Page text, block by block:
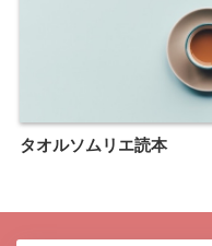
タオルソムリエ読本